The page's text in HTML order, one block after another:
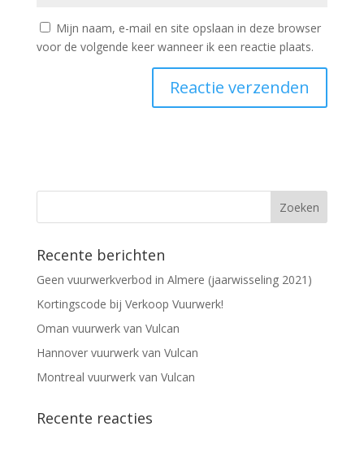
Mijn naam, e-mail en site opslaan in deze browser
voor de volgende keer wanneer ik een reactie plaats.
Recente berichten
Geen vuurwerkverbod in Almere (jaarwisseling 2021)
Kortingscode bij Verkoop Vuurwerk!
Oman vuurwerk van Vulcan
Hannover vuurwerk van Vulcan
Montreal vuurwerk van Vulcan
Recente reacties